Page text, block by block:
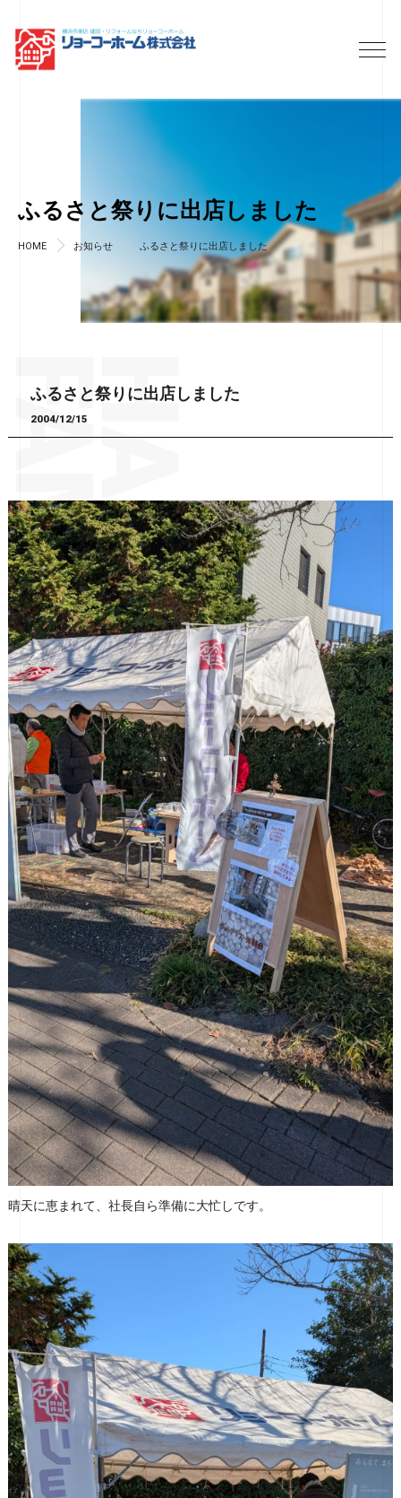
ふるさと祭りに出店しました
HOME お知らせ ふるさと祭りに出店しました
ふるさと祭りに出店しました
2004/12/15
晴天に恵まれて、社長自ら準備に大忙しです。